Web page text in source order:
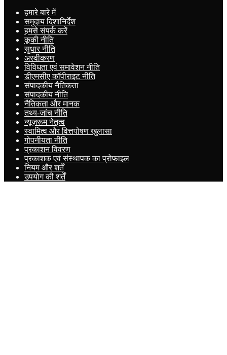
हमारे बारे में
समुदाय दिशानिर्देश
हमसे संपर्क करें
कूकी नीति
सुधार नीति
अस्वीकरण
विविधता एवं समावेशन नीति
डीएमसीए कॉपीराइट नीति
संपादकीय नैतिकता
संपादकीय नीति
नैतिकता और मानक
तथ्य-जांच नीति
न्यूज़रूम नेतृत्व
स्वामित्व और वित्तपोषण खुलासा
गोपनीयता नीति
प्रकाशन विवरण
प्रकाशक एवं संस्थापक का प्रोफाइल
नियम और शर्तें
उपयोग की शर्तें